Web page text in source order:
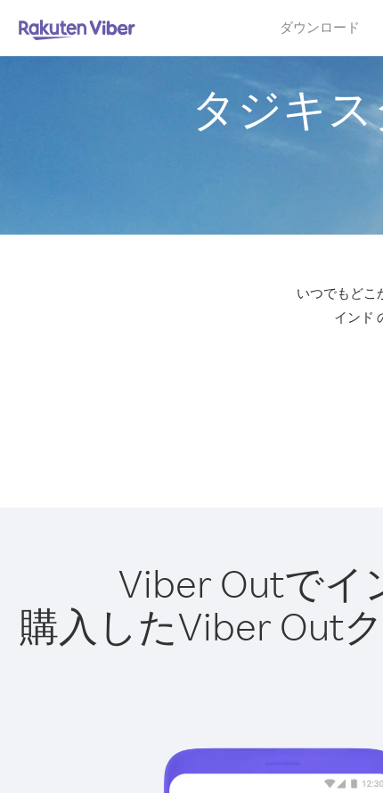
ダウンロード
タジキ
いつでもどこ
インド
Viber Outでイ
購入したViber Out